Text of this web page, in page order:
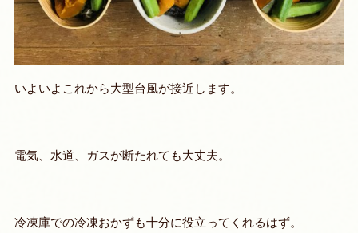
いよいよこれから大型台風が接近します。
電気、水道、ガスが断たれても大丈夫。
冷凍庫での冷凍おかずも十分に役立ってくれるはず。